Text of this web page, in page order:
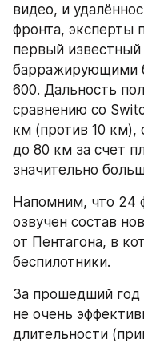
видео, и
фронта, эксперты
первый известный
барражирующими
600. Дальность
сравнению со
км (против 10 км),
до 80 км за счет
значительно
Напомним, что 24
озвучен состав
от Пентагона, в
беспилотники.
За прошедший год
не очень
длительности